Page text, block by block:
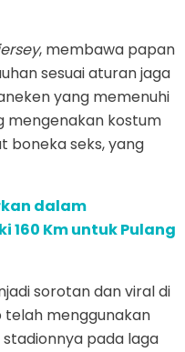
, membawa papan
sesuai aturan jaga
yang memenuhi
mengenakan kostum
boneka seks, yang
dalam
160 Km untuk Pulang
sorotan dan viral di
telah menggunakan
pada laga